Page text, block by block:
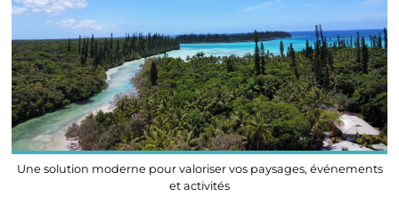
Une solution moderne pour valoriser vos paysages, événements
et activités